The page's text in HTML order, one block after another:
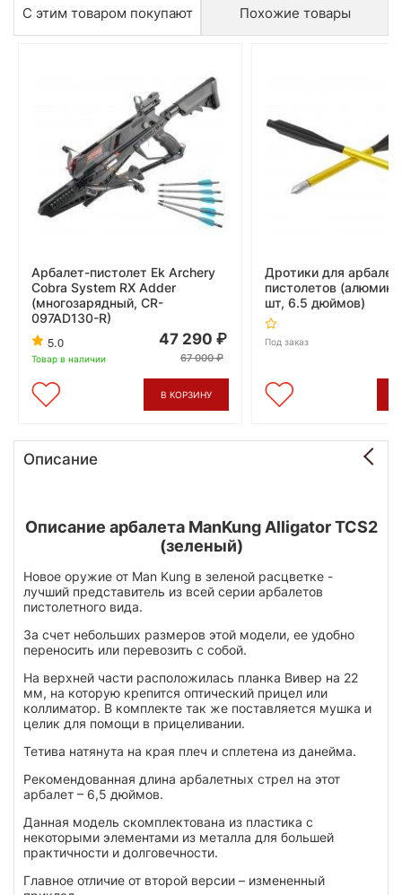
С этим товаром покупают Похожие товары
Арбалет-пистолет Ek Archery
Cobra System RX Adder
(многозарядный, CR-
097AD130-R)
5.0
Товар в наличии
47 290
67 000
В КОРЗИНУ
Дротики для
пистолетов
шт, 6.5 дюймов)
Под заказ
Описание
Описание арбалета ManKung Alligator TCS2
(зеленый)
Новое оружие от Man Kung в зеленой расцветке -
лучший представитель из всей серии арбалетов
пистолетного вида.
За счет небольших размеров этой модели, ее удобно
переносить или перевозить с собой.
На верхней части расположилась планка Вивер на 22
мм, на которую крепится оптический прицел или
коллиматор. В комплекте так же поставляется мушка и
целик для помощи в прицеливании.
Тетива натянута на края плеч и сплетена из данейма.
Рекомендованная длина арбалетных стрел на этот
арбалет – 6,5 дюймов.
Данная модель скомплектована из пластика с
некоторыми элементами из металла для большей
практичности и долговечности.
Главное отличие от второй версии – измененный